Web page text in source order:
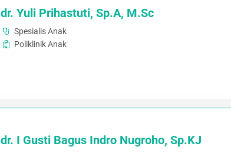
dr. Yuli Prihastuti, Sp.A, M.Sc
Spesialis Anak
Poliklinik Anak
dr. I Gusti Bagus Indro Nugroho, Sp.KJ